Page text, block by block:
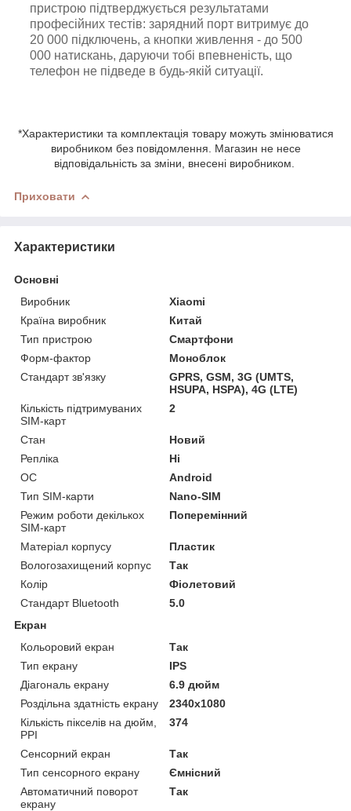
пристрою підтверджується результатами
професійних тестів: зарядний порт витримує до
20 000 підключень, а кнопки живлення - до 500
000 натискань, даруючи тобі впевненість, що
телефон не підведе в будь-якій ситуації.
*Характеристики та комплектація товару можуть змінюватися
виробником без повідомлення. Магазин не несе
відповідальність за зміни, внесені виробником.
Приховати
Характеристики
Основні
Виробник
Xiaomi
Країна виробник
Китай
Тип пристрою
Смартфони
Форм-фактор
Моноблок
Стандарт зв'язку
GPRS, GSM, 3G (UMTS,
HSUPA, HSPA), 4G (LTE)
Кількість підтримуваних
SIM-карт
2
Стан
Новий
Репліка
Ні
ОС
Android
Тип SIM-карти
Nano-SIM
Режим роботи декількох
SIM-карт
Поперемінний
Матеріал корпусу
Пластик
Вологозахищений корпус
Так
Колір
Фіолетовий
Стандарт Bluetooth
5.0
Екран
Кольоровий екран
Так
Тип екрану
IPS
Діагональ екрану
6.9 дюйм
Роздільна здатність екрану
2340x1080
Кількість пікселів на дюйм,
PPI
374
Сенсорний екран
Так
Тип сенсорного екрану
Ємнісний
Автоматичний поворот
екрану
Так